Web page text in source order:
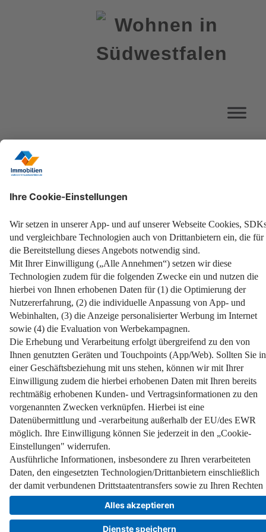
Schlagwort Streusalz
Schneeräumpflicht
Wer ist verantwortlich und welche Streumittel sind erlaubt?
Weiterlesen
Impressum
Datenschutz
Nutzungsbedingungen
Pflichtinformationen
AGB
Über uns
Bildquellen
Barrierefreiheit
Widerrufsformular
Cookie-Einstellungen
Facebook
Instagram